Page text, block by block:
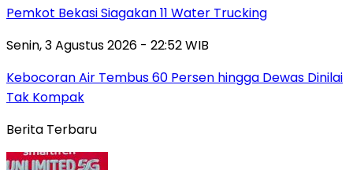
Pemkot Bekasi Siagakan 11 Water Trucking
Senin, 3 Agustus 2026 - 22:52 WIB
Kebocoran Air Tembus 60 Persen hingga Dewas Dinilai
Tak Kompak
Berita Terbaru